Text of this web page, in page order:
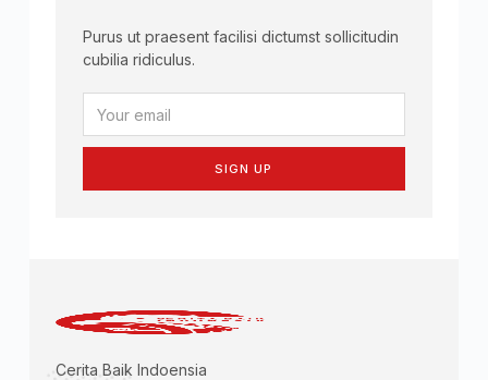
Purus ut praesent facilisi dictumst sollicitudin
cubilia ridiculus.
SIGN UP
Cerita Baik Indoensia